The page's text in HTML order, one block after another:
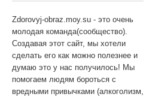
Zdorovyj-obraz.moy.su - это очень
молодая команда(сообщество).
Создавая этот сайт, мы хотели
сделать его как можно полезнее и
думаю это у нас получилось! Мы
помогаем людям бороться с
вредными привычками (алкоголизм,